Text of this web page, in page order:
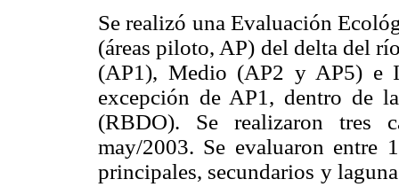
Se realizó una Evaluación
(áreas piloto, AP) del delta del
(AP1), Medio (AP2 y AP5) e
excepción de AP1, dentro de
(RBDO). Se realizaron tres
may/2003. Se evaluaron entre
principales, secundarios y